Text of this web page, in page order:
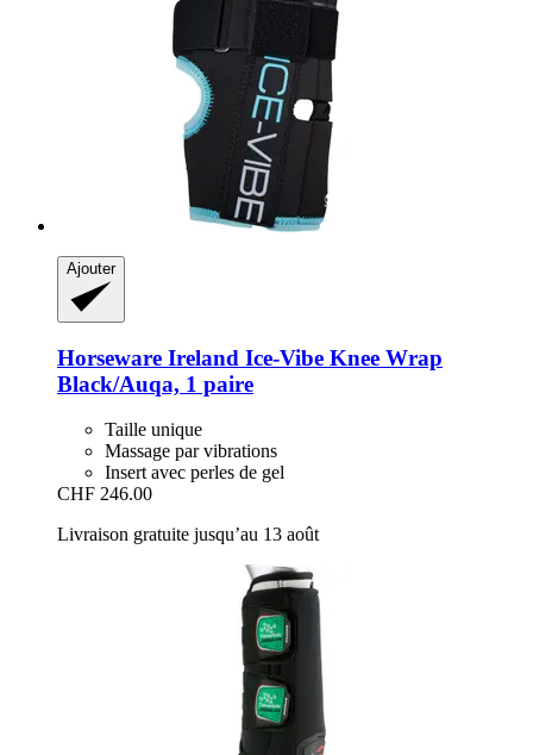
Ajouter
Horseware Ireland Ice-​Vibe Knee Wrap
Black/Auqa, 1 paire
Taille unique
Massage par vibrations
Insert avec perles de gel
CHF 246.00
Livraison gratuite jusqu’au 13 août